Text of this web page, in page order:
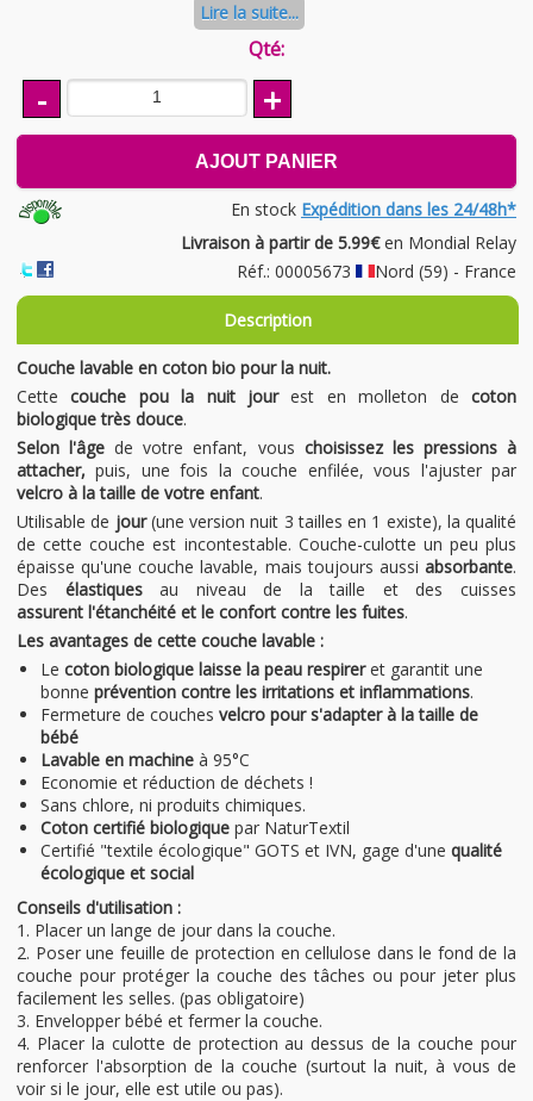
Lire la suite...
Qté:
- +
AJOUT PANIER
En stock Expédition dans les 24/48h*
Livraison à partir de 5.99€en Mondial Relay
Réf.: 00005673
Nord (59) - France
Description
Couche lavable en coton bio pour la nuit.
Cettecouche pou la nuit jourest en molleton decoton
biologique très douce.
Selon l'âge de votre enfant, vous choisissez les pressions à
attacher, puis, une fois la couche enfilée, vous l'ajuster par
velcro à la taille de votre enfant.
Utilisable de jour(une version nuit 3 tailles en 1 existe), la qualité
de cette couche est incontestable. Couche-culotte un peu plus
épaisse qu'une couche lavable, mais toujours aussi absorbante.
Des élastiquesau niveau de la taille et des cuisses
assurent l'étanchéité et le confort contre les fuites.
Les avantages de cette couche lavable :
Le coton biologique laisse la peau respireret garantit une
bonne prévention contre les irritations et inflammations.
Fermeture de couches velcro pour s'adapter à la taille de
bébé
Lavable en machine à 95°C
Economie et réduction de déchets !
Sans chlore, ni produits chimiques.
Coton certifié biologique par NaturTextil
Certifié "textile écologique" GOTS et IVN, gage d'une qualité
écologique et social
Conseils d'utilisation :
1. Placer un lange de jour dans la couche.
2. Poser une feuille de protection en cellulose dans le fond de la
couche pour protéger la couche des tâches ou pour jeter plus
facilement les selles. (pas obligatoire)
3. Envelopper bébé et fermer la couche.
4. Placer la culotte de protection au dessus de la couche pour
renforcer l'absorption de la couche (surtout la nuit, à vous de
voir si le jour, elle est utile ou pas).